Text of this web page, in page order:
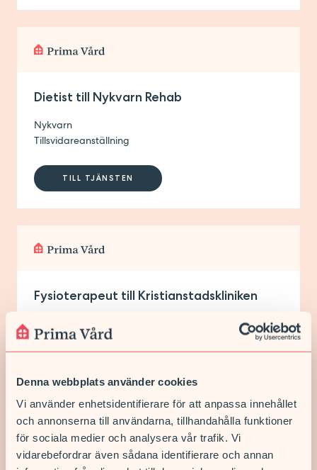
Denna webbplats använder cookies
Vi använder enhetsidentifierare för att anpassa innehållet
och annonserna till användarna, tillhandahålla funktioner
för sociala medier och analysera vår trafik. Vi
vidarebefordrar även sådana identifierare och annan
Dietist till Nykvarn Rehab
Nykvarn
Tillsvidareanställning
TILL TJÄNSTEN
Fysioterapeut till Kristianstadskliniken
Tillsvidare med provanställning
TILL TJÄNSTEN